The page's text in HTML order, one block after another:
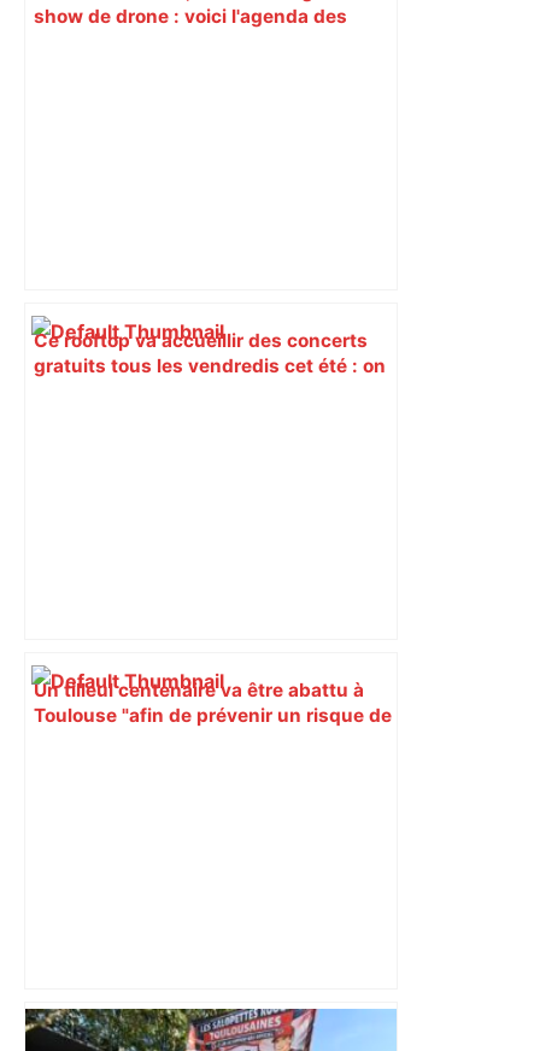
show de drone : voici l'agenda des
Ce rooftop va accueillir des concerts
gratuits tous les vendredis cet été : on
Un tilleul centenaire va être abattu à
Toulouse "afin de prévenir un risque de
Toulouse : prévisions météo du